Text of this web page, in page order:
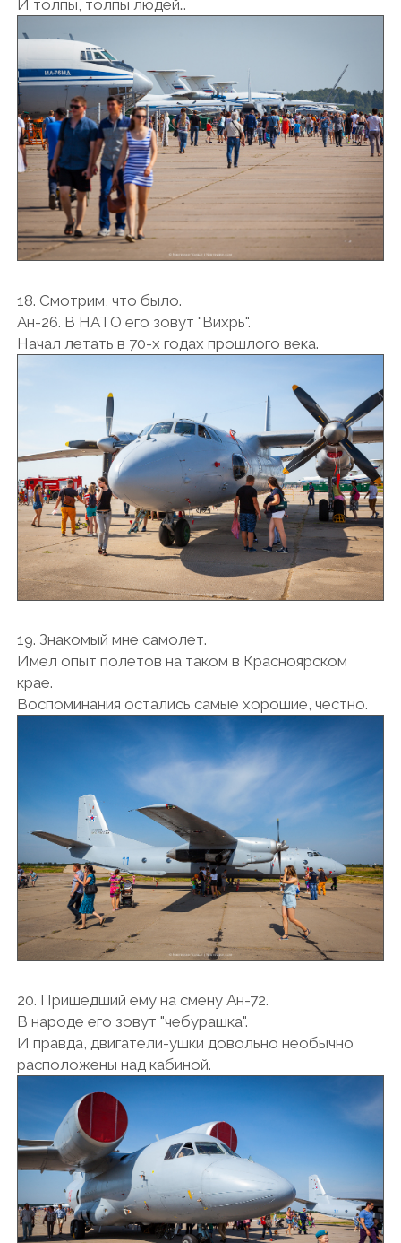
И толпы, толпы людей…
18. Смотрим, что было.
Ан-26. В НАТО его зовут "Вихрь".
Начал летать в 70-х годах прошлого века.
19. Знакомый мне самолет.
Имел опыт полетов на таком в Красноярском
крае.
Воспоминания остались самые хорошие, честно.
20. Пришедший ему на смену Ан-72.
В народе его зовут "чебурашка".
И правда, двигатели-ушки довольно необычно
расположены над кабиной.